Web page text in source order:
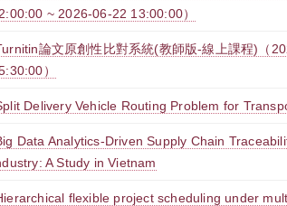
~ 2026-06-22 13:00:00）
論文原創性比對系統(教師版-線上課程)（
）
Delivery Vehicle Routing Problem for
Data Analytics-Driven Supply Chain
A Study in Vietnam
flexible project scheduling under